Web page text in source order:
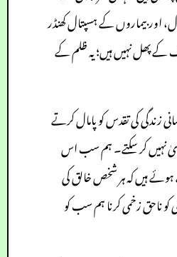
اور بیماروں کے ہسپتال کھنڈر
پھل نہیں ہیں؛ یہ ظلم کے
زندگی کی تقدس کو پامال کرتے
نہیں کر سکتے۔ ہم سب اس
ہیں کہ ہر شخص خالق کی
کو ناحق زخمی کرنا ہم سب کو